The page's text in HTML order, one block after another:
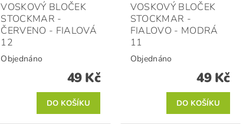
VOSKOVÝ BLOČEK
STOCKMAR -
ČERVENO - FIALOVÁ
12
Objednáno
49 Kč
VOSKOVÝ BLOČEK
STOCKMAR -
FIALOVO - MODRÁ
11
Objednáno
49 Kč